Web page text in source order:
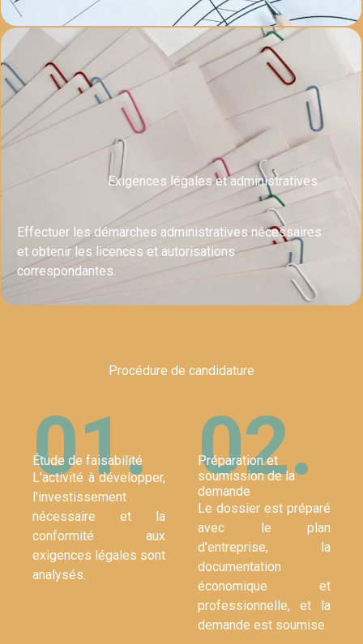
Exigences légales et administratives.
Effectuer les démarches administratives nécessaires
et obtenir les licences et autorisations
correspondantes.
Procédure de candidature
01.
Étude de faisabilité
L'activité à développer,
l'investissement
nécessaire et la
conformité aux
exigences légales sont
analysés.
02.
Préparation et
soumission de la
demande
Le dossier est préparé
avec le plan
d'entreprise, la
documentation
économique et
professionnelle, et la
demande est soumise.